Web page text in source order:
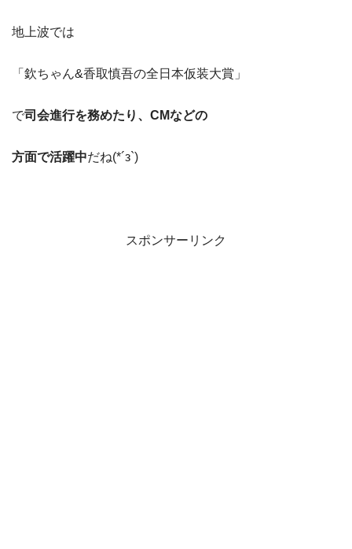
地上波では
「欽ちゃん&香取慎吾の全日本仮装大賞」
で司会進行を務めたり、CMなどの
方面で活躍中だね(*´з`)
スポンサーリンク